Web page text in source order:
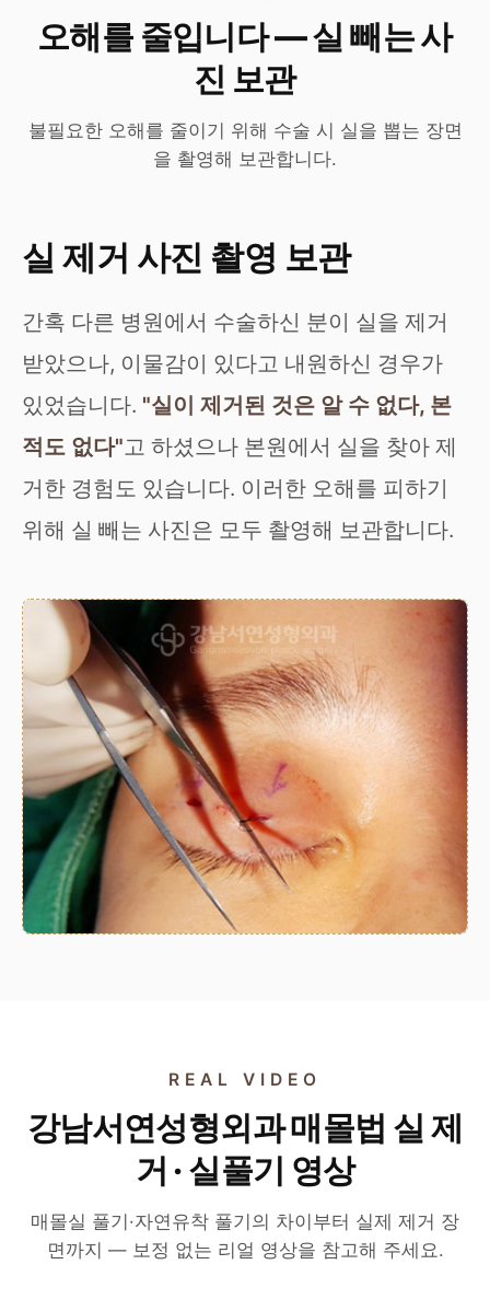
오해를 줄입니다 — 실 빼는 사
진 보관
불필요한 오해를 줄이기 위해 수술 시 실을 뽑는 장면
을 촬영해 보관합니다.
실 제거 사진 촬영 보관
간혹 다른 병원에서 수술하신 분이 실을 제거
받았으나, 이물감이 있다고 내원하신 경우가
있었습니다. "실이 제거된 것은 알 수 없다, 본
적도 없다"고 하셨으나 본원에서 실을 찾아 제
거한 경험도 있습니다. 이러한 오해를 피하기
위해 실 빼는 사진은 모두 촬영해 보관합니다.
REAL VIDEO
강남서연성형외과 매몰법 실 제
거 · 실풀기 영상
매몰실 풀기·자연유착 풀기의 차이부터 실제 제거 장
면까지 — 보정 없는 리얼 영상을 참고해 주세요.